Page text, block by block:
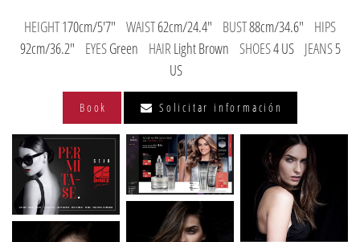
HEIGHT170cm/5'7" WAIST62cm/24.4" BUST88cm/34.6"
HIPS
92cm/36.2"
EYESGreen HAIR Light Brown SHOES4 US JEANS5
US
Book Solicitar información